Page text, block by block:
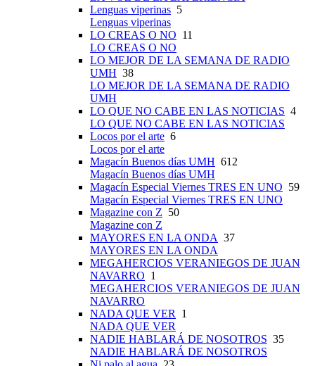
Lenguas viperinas 5
Lenguas viperinas
LO CREAS O NO 11
LO CREAS O NO
LO MEJOR DE LA SEMANA DE RADIO
UMH 38
LO MEJOR DE LA SEMANA DE RADIO
UMH
LO QUE NO CABE EN LAS NOTICIAS 4
LO QUE NO CABE EN LAS NOTICIAS
Locos por el arte 6
Locos por el arte
Magacín Buenos días UMH 612
Magacín Buenos días UMH
Magacín Especial Viernes TRES EN UNO 59
Magacín Especial Viernes TRES EN UNO
Magazine con Z 50
Magazine con Z
MAYORES EN LA ONDA 37
MAYORES EN LA ONDA
MEGAHERCIOS VERANIEGOS DE JUAN
NAVARRO 1
MEGAHERCIOS VERANIEGOS DE JUAN
NAVARRO
NADA QUE VER 1
NADA QUE VER
NADIE HABLARÁ DE NOSOTROS 35
NADIE HABLARÁ DE NOSOTROS